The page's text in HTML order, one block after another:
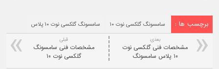
برچسب ها : سامسونگ گلکسی نوت ۱۰ سامسونگ گلکسی نوت ۱۰ پلاس
قبلی
مشخصات فنی سامسونگ
گلکسی نوت ۱۰
بعدی:
مشخصات فنی گلکسی نوت
۱۰ پلاس سامسونگ